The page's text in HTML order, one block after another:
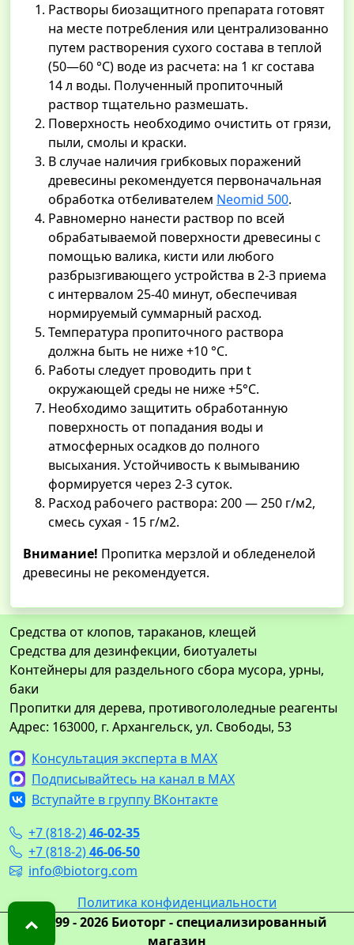
Растворы биозащитного препарата готовят
на месте потребления или централизованно
путем растворения сухого состава в теплой
(50—60 °С) воде из расчета: на 1 кг состава
14 л воды. Полученный пропиточный
раствор тщательно размешать.
Поверхность необходимо очистить от грязи,
пыли, смолы и краски.
В случае наличия грибковых поражений
древесины рекомендуется первоначальная
обработка отбеливателем Neomid 500.
Равномерно нанести раствор по всей
обрабатываемой поверхности древесины с
помощью валика, кисти или любого
разбрызгивающего устройства в 2-3 приема
с интервалом 25-40 минут, обеспечивая
нормируемый суммарный расход.
Температура пропиточного раствора
должна быть не ниже +10 °С.
Работы следует проводить при t
окружающей среды не ниже +5°С.
Необходимо защитить обработанную
поверхность от попадания воды и
атмосферных осадков до полного
высыхания. Устойчивость к вымыванию
формируется через 2-3 суток.
Расход рабочего раствора: 200 — 250 г/м2,
смесь сухая - 15 г/м2.
Внимание! Пропитка мерзлой и обледенелой
древесины не рекомендуется.
Средства от клопов, тараканов, клещей
Средства для дезинфекции, биотуалеты
Контейнеры для раздельного сбора мусора, урны,
баки
Пропитки для дерева, противогололедные реагенты
Адрес: 163000, г. Архангельск, ул. Свободы, 53
Консультация эксперта в MAX
Подписывайтесь на канал в MAX
Вступайте в группу ВКонтакте
+7 (818-2)46-02-35
+7 (818-2)46-06-50
info@biotorg.com
Политика конфиденциальности
© 1999 - 2026 Биоторг - специализированный
магазин